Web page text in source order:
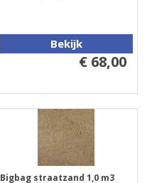
Bekijk
€ 68,00
Bigbag straatzand 1,0 m3